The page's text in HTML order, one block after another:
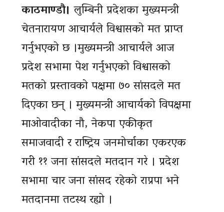
काठमाण्डौ। लुम्बिनी प्रदेशका मुख्यमन्त्री
चेतनारायण आचार्यले विश्वासको मत प्राप्त
गर्नुभएको छ ।मुख्यमन्त्री आचार्यले आज
प्रदेश सभामा पेश गर्नुभएको विश्वासको
मतको प्रस्तावको पक्षमा ७० सांसदले मत
दिएका छन् । मुख्यमन्त्री आचार्यको विपक्षमा
माओवादीका नौ, नेकपा एकीकृत
समाजवादी र राष्ट्रिय जनमोर्चाका एकरएक
गरी ११ जना सांसदले मतदान गरे । प्रदेश
सभामा चार जना सांसद रहेको राप्रपा भने
मतदानमा तटस्थ रह्यो ।